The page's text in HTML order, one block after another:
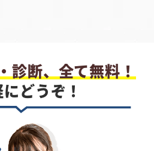
診断、全て無料！
どうぞ！